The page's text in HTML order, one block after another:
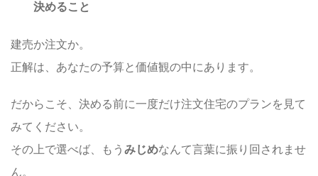
決めること
建売か注文か。
正解は、あなたの予算と価値観の中にあります。
だからこそ、決める前に一度だけ注文住宅のプランを見て
みてください。
その上で選べば、もうみじめなんて言葉に振り回されませ
ん。